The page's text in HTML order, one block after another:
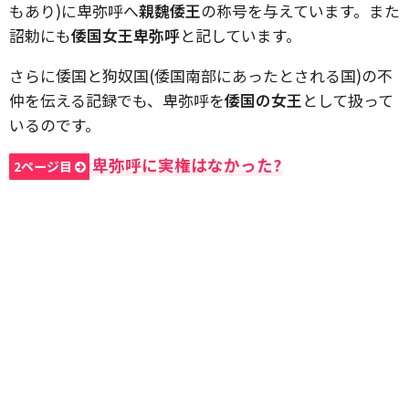
もあり)に卑弥呼へ親魏倭王の称号を与えています。また
詔勅にも倭国女王卑弥呼と記しています。
さらに倭国と狗奴国(倭国南部にあったとされる国)の不
仲を伝える記録でも、卑弥呼を倭国の女王として扱って
いるのです。
2ページ目 卑弥呼に実権はなかった?